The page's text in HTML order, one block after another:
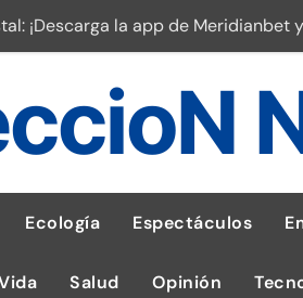
¡Descarga la app de Meridianbet y
1,600 equipos educativos
impulsa la salud materna
por ignorar distancias de
Galaxy A en evento de K-Pop
Ecología Espectáculos
Salud Opinión